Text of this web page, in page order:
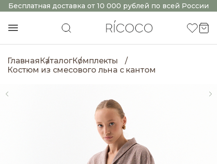
Бесплатная доставка от 10 000 рублей по всей России
ГлавнаяКаталогКомплекты
Костюм из смесового льна с кантом